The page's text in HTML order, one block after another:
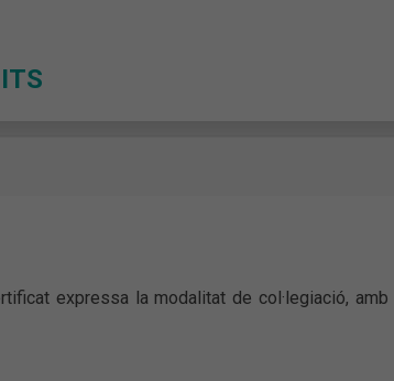
expressa la modalitat de col·legiació,